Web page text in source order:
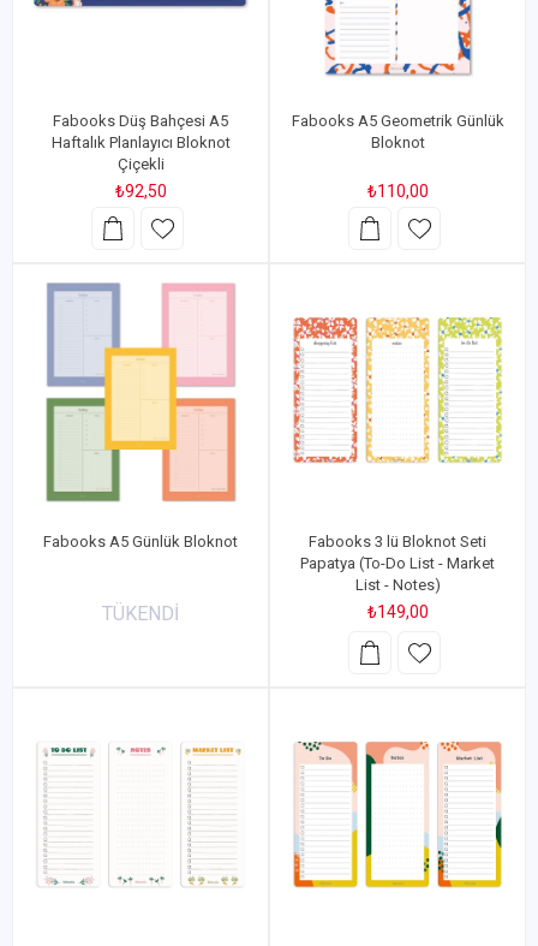
Fabooks Düş Bahçesi A5
Haftalık Planlayıcı Bloknot
Çiçekli
₺92,50
Fabooks A5 Geometrik Günlük
Bloknot
₺110,00
Fabooks A5 Günlük Bloknot
TÜKENDİ
Fabooks 3 lü Bloknot Seti
Papatya (To-Do List - Market
List - Notes)
₺149,00